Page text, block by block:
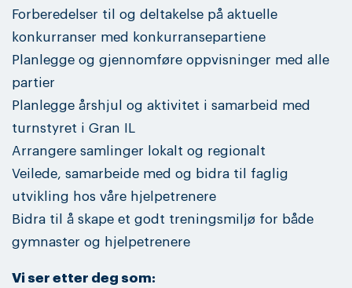
Forberedelser til og deltakelse på aktuelle
konkurranser med konkurransepartiene
Planlegge og gjennomføre oppvisninger med alle
partier
Planlegge årshjul og aktivitet i samarbeid med
turnstyret i Gran IL
Arrangere samlinger lokalt og regionalt
Veilede, samarbeide med og bidra til faglig
utvikling hos våre hjelpetrenere
Bidra til å skape et godt treningsmiljø for både
gymnaster og hjelpetrenere
Vi ser etter deg som: